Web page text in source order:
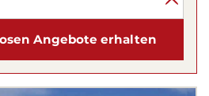
Angebote erhalten